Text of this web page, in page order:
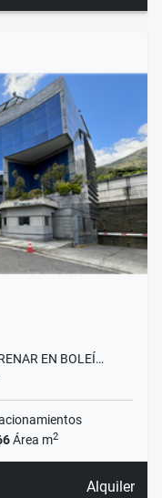
EN BOLEÍ…
Área m2
Alquiler